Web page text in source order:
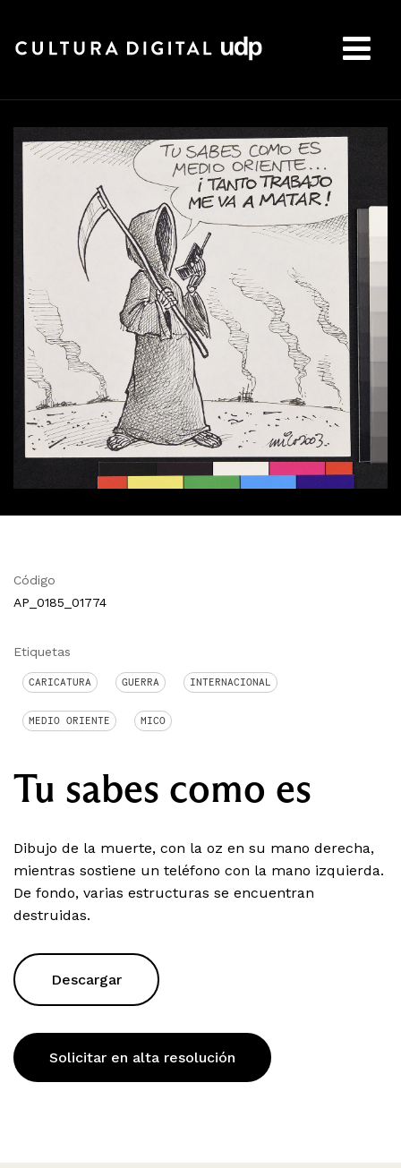
Código
AP_0185_01774
Etiquetas
CARICATURA GUERRA INTERNACIONAL
MEDIO ORIENTE MICO
Tu sabes como es
Dibujo de la muerte, con la oz en su mano derecha,
mientras sostiene un teléfono con la mano izquierda.
De fondo, varias estructuras se encuentran
destruidas.
Descargar
Solicitar en alta resolución